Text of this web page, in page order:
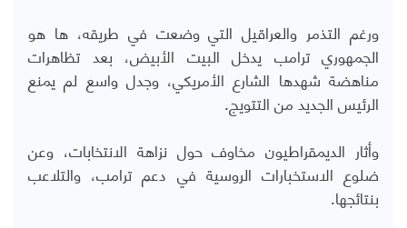
ورغم التذمر والعراقيل التي وضعت في طريقه، ها هو
الجمهوري ترامب يدخل البيت الأبيض، بعد تظاهرات
مناهضة شهدها الشارع الأمريكي، وجدل واسع لم يمنع
الرئيس الجديد من التتويج.
وأثار الديمقراطيون مخاوف حول نزاهة الانتخابات، وعن
ضلوع الاستخبارات الروسية في دعم ترامب، والتلاعب
بنتائجها.